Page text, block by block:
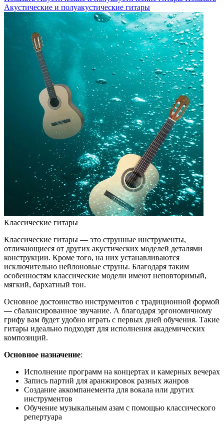
Акустические и полуакустические гитары
Классические гитары
Классические гитары — это струнные инструменты,
отличающиеся от других акустических моделей деталями
конструкции. Кроме того, на них устанавливаются
исключительно нейлоновые струны. Благодаря таким
особенностям классические модели имеют неповторимый,
мягкий, бархатный тон.
Основное достоинство инструментов с традиционной формой
— сбалансированное звучание. А благодаря эргономичному
грифу вам будет удобно играть с первых дней обучения. Такие
гитары идеально подходят для исполнения академических
композиций.
Основное назначение:
Исполнение программ на концертах и камерных вечерах
Запись партий для аранжировок разных жанров
Создание аккомпанемента для вокала или других
инструментов
Обучение музыкальным азам с помощью классического
репертуара